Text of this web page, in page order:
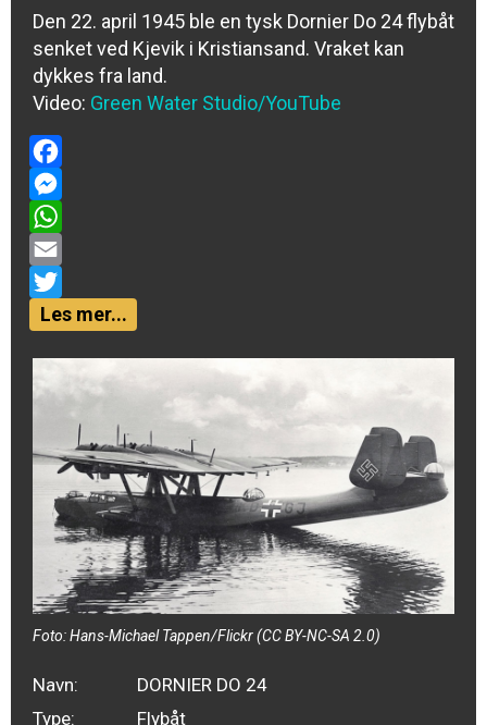
Den 22. april 1945 ble en tysk Dornier Do 24 flybåt
senket ved Kjevik i Kristiansand. Vraket kan
dykkes fra land.
Video: Green Water Studio/YouTube
Facebook
Messenger
WhatsApp
Email
Twitter
Les mer...
Foto: Hans-Michael Tappen/Flickr (CC BY-NC-SA 2.0)
Navn:
DORNIER DO 24
Type:
Flybåt